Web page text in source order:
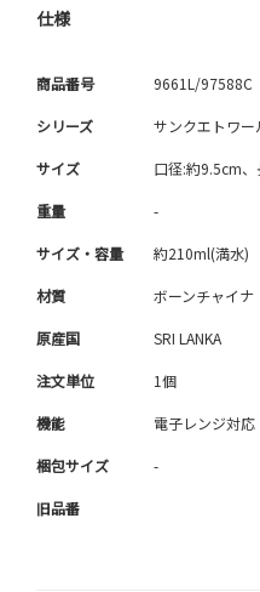
仕様
商品番号 9661L/97588C
シリーズ サンクエトワー
サイズ 口径:約9.5cm
重量 -
サイズ・容量 約210ml(満水)
材質 ボーンチャイナ
原産国 SRI LANKA
注文単位 1個
機能 電子レンジ対
梱包サイズ -
旧品番